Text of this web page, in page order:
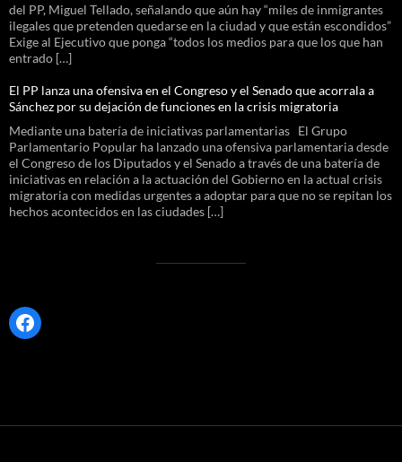
del PP, Miguel Tellado, señalando que aún hay “miles de inmigrantes
ilegales que pretenden quedarse en la ciudad y que están escondidos”
Exige al Ejecutivo que ponga “todos los medios para que los que han
entrado […]
El PP lanza una ofensiva en el Congreso y el Senado que acorrala a
Sánchez por su dejación de funciones en la crisis migratoria
Mediante una batería de iniciativas parlamentarias El Grupo
Parlamentario Popular ha lanzado una ofensiva parlamentaria desde
el Congreso de los Diputados y el Senado a través de una batería de
iniciativas en relación a la actuación del Gobierno en la actual crisis
migratoria con medidas urgentes a adoptar para que no se repitan los
hechos acontecidos en las ciudades […]
Facebook